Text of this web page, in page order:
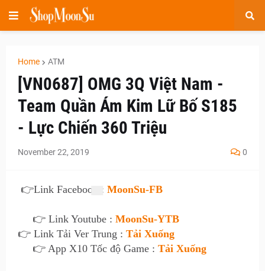
Home ATM
[VN0687] OMG 3Q Việt Nam -
Team Quần Ám Kim Lữ Bố S185
- Lực Chiến 360 Triệu
November 22, 2019 0
👉Link Facebook : MoonSu-FB
👉 Link Youtube : MoonSu-YTB
👉 Link Tải Ver Trung : Tải Xuống
👉 App X10 Tốc độ Game : Tải Xuống